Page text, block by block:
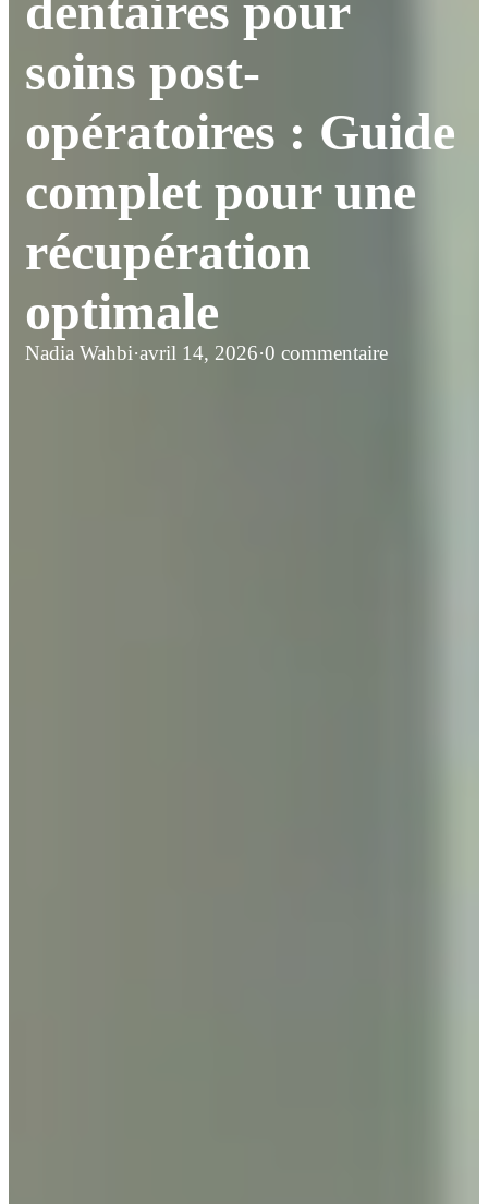
dentaires pour
soins post-
opératoires : Guide
complet pour une
récupération
optimale
Nadia Wahbi·avril 14, 2026·0 commentaire